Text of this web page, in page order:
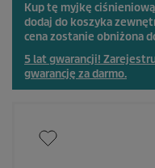
Kup tę myjkę
dodaj do koszyka
cena zostanie obniżona
5 lat gwarancji!
gwarancję za darmo.